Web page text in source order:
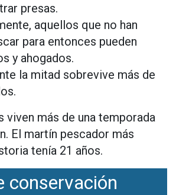
presas.
aquellos que no han
para entonces pueden
y ahogados.
la mitad sobrevive más de
viven más de una temporada
El martín pescador más
tenía 21 años.
conservación